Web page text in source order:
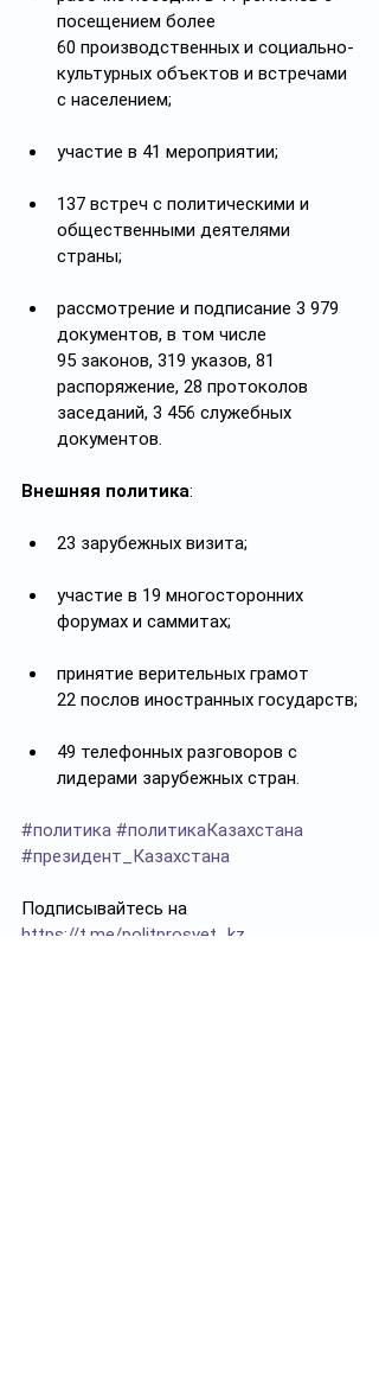
посещением более
60 производственных и социально-
культурных объектов и встречами
с населением;
участие в 41 мероприятии;
137 встреч с политическими и
общественными деятелями
страны;
рассмотрение и подписание 3 979
документов, в том числе
95 законов, 319 указов, 81
распоряжение, 28 протоколов
заседаний, 3 456 служебных
документов.
Внешняя политика:
23 зарубежных визита;
участие в 19 многосторонних
форумах и саммитах;
принятие верительных грамот
22 послов иностранных государств;
49 телефонных разговоров с
лидерами зарубежных стран.
#политика #политикаКазахстана
#президент_Казахстана
Подписывайтесь на
https://t.me/politprosvet_kz